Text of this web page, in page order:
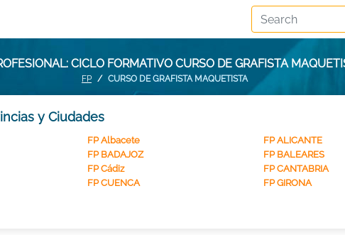
CICLO FORMATIVO CURSO DE GRAFISTA
FP CURSO DE GRAFISTA MAQUETISTA
y Ciudades
FP Albacete FP ALICANTE
FP BADAJOZ FP BALEARES
FP Cádiz FP CANTABRIA
FP CUENCA FP GIRONA